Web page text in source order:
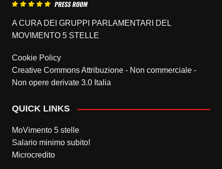
A CURA DEI GRUPPI PARLAMENTARI DEL
MOVIMENTO 5 STELLE
Cookie Policy
Creative Commons Attribuzione - Non commerciale -
Non opere derivate 3.0 Italia
QUICK LINKS
MoVimento 5 stelle
Salario minimo subito!
Microcredito